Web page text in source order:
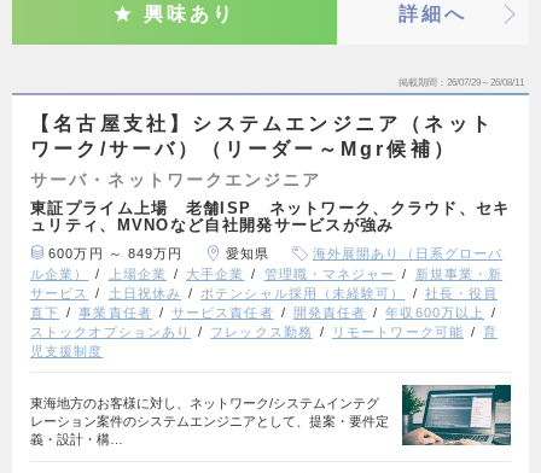
興味あり 詳細へ
掲載期間 26/07/29～26/08/11
【名古屋支社】システムエンジニア（ネット
ワーク/サーバ）（リーダー～Mgr候補）
サーバ・ネットワークエンジニア
東証プライム上場 老舗ISP ネットワーク、クラウド、セキ
ュリティ、MVNOなど自社開発サービスが強み
600万円 ～ 849万円 愛知県
海外展開あり（日系グローバ
ル企業）
上場企業 大手企業 管理職・マネジャー
新規事業・新
サービス
土日祝休み ポテンシャル採用（未経験可）
社長・役員
直下
事業責任者 サービス責任者 開発責任者
年収600万以上
ストックオプションあり
フレックス勤務 リモートワーク可能
育
児支援制度
東海地方のお客様に対し、ネットワーク/システムインテグ
レーション案件のシステムエンジニアとして、提案・要件定
義・設計・構…